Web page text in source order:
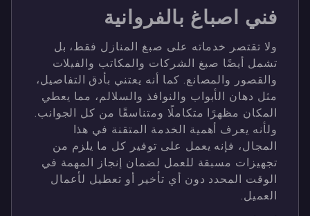
فني اصباغ بالفروانية
ولا تقتصر خدماته على صبغ المنازل فقط، بل
تشمل أيضًا صبغ الشركات والمكاتب والفيلات
والقصور والمصانع. كما أنه يعتني بأدق التفاصيل،
مثل دهان الأبواب والنوافذ والسلالم، مما يعطي
المكان مظهرًا متكاملًا ومتناسقًا من كل الجوانب.
ولأنه يعرف أهمية الخدمة المتقنة في هذا
المجال، فإنه يعمل على توفير كل ما يلزم من
تجهيزات مسبقة للعمل لضمان إنجاز المهمة في
الوقت المحدد دون أي تأخير أو تعطيل لأعمال
العميل.